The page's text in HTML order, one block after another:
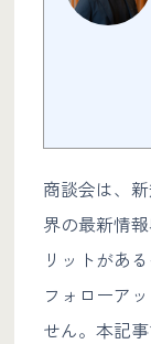
商談会は、
界の最新情
リットがあ
フォローア
せん。本記